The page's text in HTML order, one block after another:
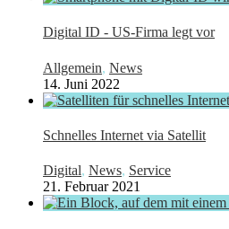
Digital ID - US-Firma legt vor
Allgemein, News
14. Juni 2022
Schnelles Internet via Satellit
Digital, News, Service
21. Februar 2021